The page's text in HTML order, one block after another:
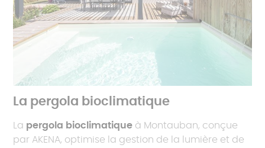
La pergola bioclimatique
La pergola bioclimatique à Montauban, conçue
par AKENA, optimise la gestion de la lumière et de